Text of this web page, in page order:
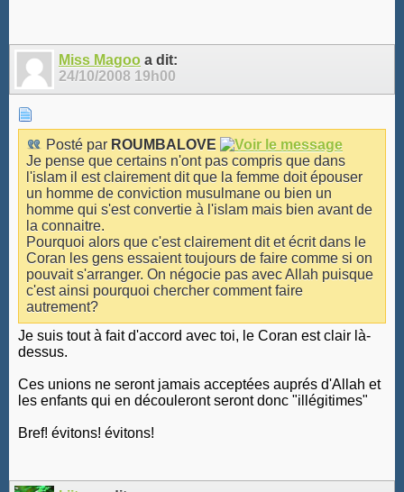
Miss Magoo a dit:
24/10/2008 19h00
Posté par ROUMBALOVE
Je pense que certains n'ont pas compris que dans
l'islam il est clairement dit que la femme doit épouser
un homme de conviction musulmane ou bien un
homme qui s'est convertie à l'islam mais bien avant de
la connaitre.
Pourquoi alors que c'est clairement dit et écrit dans le
Coran les gens essaient toujours de faire comme si on
pouvait s'arranger. On négocie pas avec Allah puisque
c'est ainsi pourquoi chercher comment faire
autrement?
Je suis tout à fait d'accord avec toi, le Coran est clair là-
dessus.
Ces unions ne seront jamais acceptées auprés d'Allah et
les enfants qui en découleront seront donc "illégitimes"
Bref! évitons! évitons!